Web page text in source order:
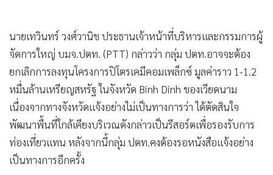
• วิทยาศาสตร์
• SMEs
• หุ้น
• อินโดจีน
• กองทุนรวม
• Celeb Online
• Factcheck
• ญี่ปุ่น
นายเทวินทร์ วงศ์วานิช ประธานเจ้าหน้าที่บริหารและกรรมการผู้
จัดการใหญ่ บมจ.ปตท. (PTT) กล่าวว่า กลุ่ม ปตท.อาจจะต้อง
ยกเลิกการลงทุนโครงการปิโตรเคมีคอมเพล็กซ์ มูลค่าราว 1-1.2
หมื่นล้านเหรียญสหรัฐ ในจังหวัด Binh Dinh ของเวียดนาม
เนื่องจากทางจังหวัดแจ้งอย่างไม่เป็นทางการว่า ได้ตัดสินใจ
พัฒนาพื้นที่ใกล้เคียงบริเวณดังกล่าวเป็นรีสอร์ตเพื่อรองรับการ
ท่องเที่ยวแทน หลังจากนี้กลุ่ม ปตท.คงต้องรอหนังสือแจ้งอย่าง
เป็นทางการอีกครั้ง